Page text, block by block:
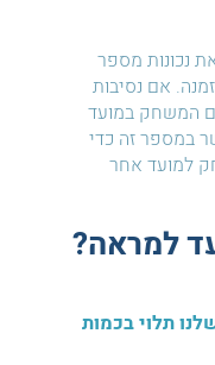
נכונות מספר
אם נסיבות
המשחק במועד
במספר זה כדי
למועד אחר
למראה?
תלוי בכמות